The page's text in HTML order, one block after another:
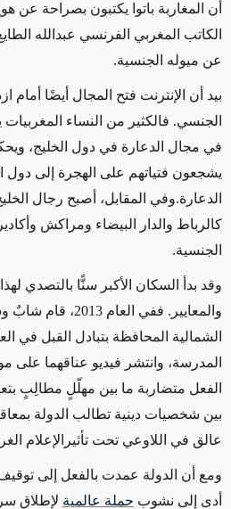
أن المغاربة باتوا يكتبون بصراحة عن
الكاتب المغربي الفرنسي عبدالله
عن ميوله الجنسية.
بيد أن الإنترنت فتح المجال أيضًا أمام
الجنسي. فالكثير من النساء
في مجال الدعارة في دول الخليج،
يشجعون فتياتهم على الهجرة إلى دول
الدعارة.وفي المقابل، أصبح رجال
كالرباط والدار البيضاء ومراكش
الجنسية.
وقد بدأ السكان الأكبر سنًّا بالتصدي
والمعايير. ففي
الشمالية المحافظة بتبادل القبل في
المدرسة، وانتشر فيديو عناقهما على
الفعل متضاربة ما بين مهلّلٍ مطالِبٍ
بين شخصيات دينية تطالب الدولة
عالق في اللاوعي تحت تأثيرالإعلام
ومع أن الدولة عمدت بالفعل إلى توقيف
أدى إلى نشوب حملة عالمية لإطلاق